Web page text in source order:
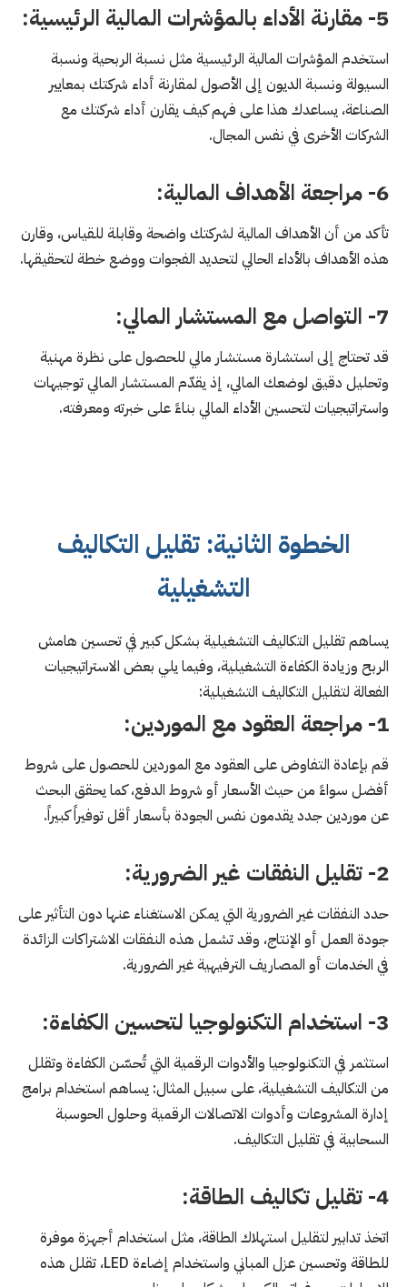
5- مقارنة الأداء بالمؤشرات المالية الرئيسية:
استخدم المؤشرات المالية الرئيسية مثل نسبة الربحية ونسبة
السيولة ونسبة الديون إلى الأصول لمقارنة أداء شركتك بمعايير
الصناعة، يساعدك هذا على فهم كيف يقارن أداء شركتك مع
الشركات الأخرى في نفس المجال.
6- مراجعة الأهداف المالية:
تأكد من أن الأهداف المالية لشركتك واضحة وقابلة للقياس، وقارن
هذه الأهداف بالأداء الحالي لتحديد الفجوات ووضع خطة لتحقيقها.
7- التواصل مع المستشار المالي:
قد تحتاج إلى استشارة مستشار مالي للحصول على نظرة مهنية
وتحليل دقيق لوضعك المالي، إذ يقدّم المستشار المالي توجيهات
واستراتيجيات لتحسين الأداء المالي بناءً على خبرته ومعرفته.
الخطوة الثانية: تقليل التكاليف
التشغيلية
يساهم تقليل التكاليف التشغيلية بشكل كبير في تحسين هامش
الربح وزيادة الكفاءة التشغيلية، وفيما يلي بعض الاستراتيجيات
الفعالة لتقليل التكاليف التشغيلية:
1- مراجعة العقود مع الموردين:
قم بإعادة التفاوض على العقود مع الموردين للحصول على شروط
أفضل سواءً من حيث الأسعار أو شروط الدفع، كما يحقق البحث
عن موردين جدد يقدمون نفس الجودة بأسعار أقل توفيراً كبيراً.
2- تقليل النفقات غير الضرورية:
حدد النفقات غير الضرورية التي يمكن الاستغناء عنها دون التأثير على
جودة العمل أو الإنتاج، وقد تشمل هذه النفقات الاشتراكات الزائدة
في الخدمات أو المصاريف الترفيهية غير الضرورية.
3- استخدام التكنولوجيا لتحسين الكفاءة:
استثمر في التكنولوجيا والأدوات الرقمية التي تُحسّن الكفاءة وتقلل
من التكاليف التشغيلية، على سبيل المثال: يساهم استخدام برامج
إدارة المشروعات وأدوات الاتصالات الرقمية وحلول الحوسبة
السحابية في تقليل التكاليف.
4- تقليل تكاليف الطاقة:
اتخذ تدابير لتقليل استهلاك الطاقة، مثل استخدام أجهزة موفرة
للطاقة وتحسين عزل المباني واستخدام إضاءة LED، تقلل هذه